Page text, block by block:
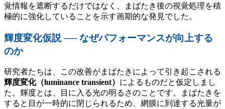
覚情報を遮断するだけではなく、まばたき後の視覚処理を積
極的に強化していることを示す画期的な発見でした。
輝度変化仮説 ── なぜパフォーマンスが向上する
のか
研究者たちは、この改善がまばたきによって引き起こされる
輝度変化（luminance transient） によるものだと仮定しまし
た。輝度とは、目に入る光の明るさのことです。まばたきを
すると目が一時的に閉じられるため、網膜に到達する光量が